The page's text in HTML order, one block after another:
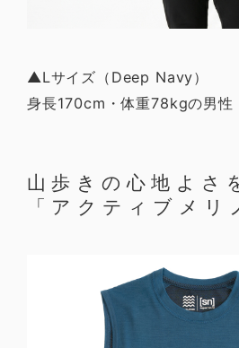
▲Lサイズ（Deep Navy）
身長170cm・体重78kgの男性
山歩きの心地よさ
「アクティブメリ